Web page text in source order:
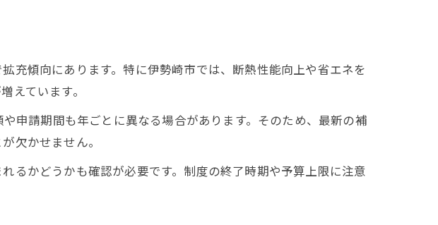
充傾向にあります。特に伊勢崎市では、断熱性能向上や省エネを
えています。
申請期間も年ごとに異なる場合があります。そのため、最新の補
欠かせません。
るかどうかも確認が必要です。制度の終了時期や予算上限に注意